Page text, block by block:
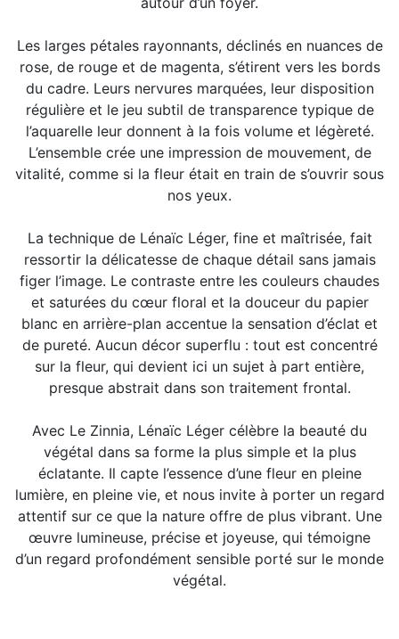
Les larges pétales rayonnants, déclinés en nuances de
rose, de rouge et de magenta, s’étirent vers les bords
du cadre. Leurs nervures marquées, leur disposition
régulière et le jeu subtil de transparence typique de
l’aquarelle leur donnent à la fois volume et légèreté.
L’ensemble crée une impression de mouvement, de
vitalité, comme si la fleur était en train de s’ouvrir sous
nos yeux.
La technique de Lénaïc Léger, fine et maîtrisée, fait
ressortir la délicatesse de chaque détail sans jamais
figer l’image. Le contraste entre les couleurs chaudes
et saturées du cœur floral et la douceur du papier
blanc en arrière-plan accentue la sensation d’éclat et
de pureté. Aucun décor superflu : tout est concentré
sur la fleur, qui devient ici un sujet à part entière,
presque abstrait dans son traitement frontal.
Avec Le Zinnia, Lénaïc Léger célèbre la beauté du
végétal dans sa forme la plus simple et la plus
éclatante. Il capte l’essence d’une fleur en pleine
lumière, en pleine vie, et nous invite à porter un regard
attentif sur ce que la nature offre de plus vibrant. Une
œuvre lumineuse, précise et joyeuse, qui témoigne
d’un regard profondément sensible porté sur le monde
végétal.